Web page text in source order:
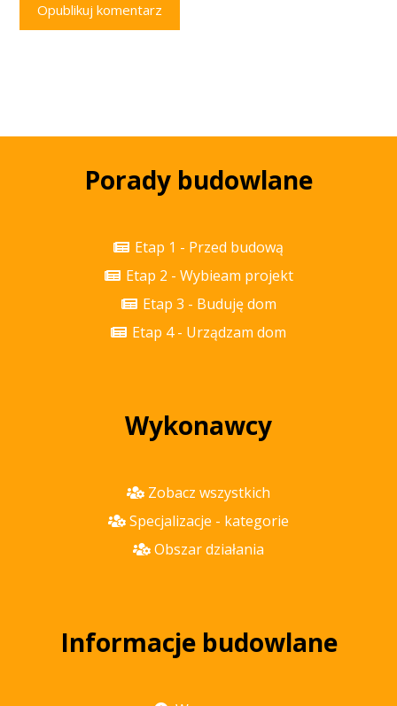
Opublikuj komentarz
Porady budowlane
Etap 1 - Przed budową
Etap 2 - Wybieam projekt
Etap 3 - Buduję dom
Etap 4 - Urządzam dom
Wykonawcy
Zobacz wszystkich
Specjalizacje - kategorie
Obszar działania
Informacje budowlane